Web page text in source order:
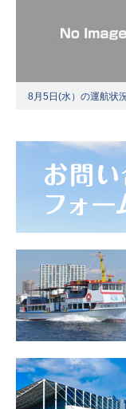
8月5日(水）の運航状